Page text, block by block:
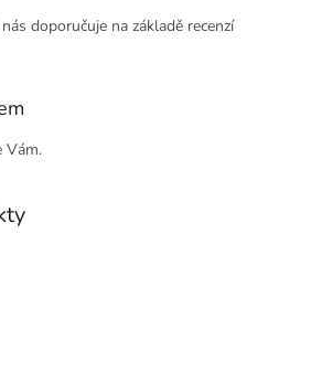
doporučuje na základě recenzí
Vám.